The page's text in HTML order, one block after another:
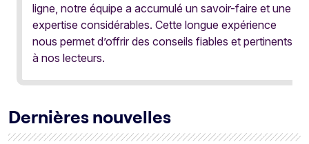
ligne, notre équipe a accumulé un savoir-faire et une
expertise considérables. Cette longue expérience
nous permet d’offrir des conseils fiables et pertinents
à nos lecteurs.
Dernières nouvelles